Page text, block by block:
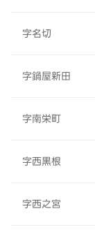
字名切
字鍋屋新田
字南栄町
字西黒根
字西之宮